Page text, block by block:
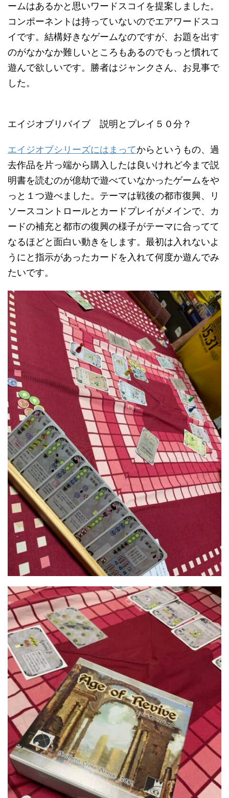
ームはあるかと思いワードスコイを提案しました。
コンポーネントは持っていないのでエアワードスコ
イです。結構好きなゲームなのですが、お題を出す
のがなかなか難しいところもあるのでもっと慣れて
遊んで欲しいです。勝者はジャンクさん、お見事で
した。
エイジオブリバイブ 説明とプレイ５０分？
エイジオブシリーズにはまってからというもの、過
去作品を片っ端から購入したは良いけれど今まで説
明書を読むのが億劫で遊べていなかったゲームをや
っと１つ遊べました。テーマは戦後の都市復興、リ
ソースコントロールとカードプレイがメインで、カ
ードの補充と都市の復興の様子がテーマに合ってて
なるほどと面白い動きをします。最初は入れないよ
うにと指示があったカードを入れて何度か遊んでみ
たいです。